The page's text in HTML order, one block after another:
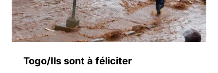
Togo/Ils sont à féliciter